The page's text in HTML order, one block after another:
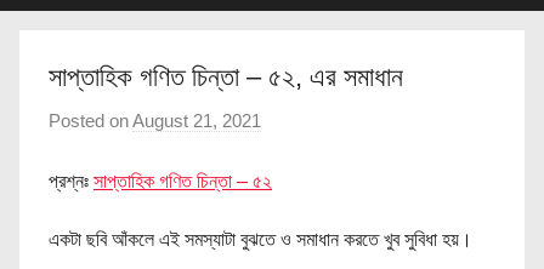
সাপ্তাহিক গণিত চিন্তা – ৫২, এর সমাধান
Posted onAugust 21, 2021
পূ
চি
প্রশ্নঃ সাপ্তাহিক গণিত চিন্তা – ৫২
একটা ছবি আঁকলে এই সমস্যাটা বুঝতে ও সমাধান করতে খুব সুবিধা হয়।